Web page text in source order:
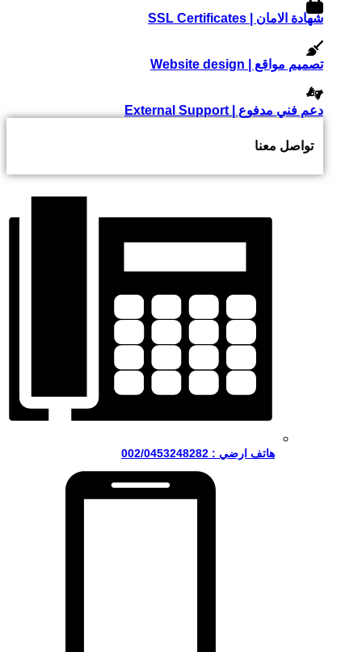
شهادة الامان | SSL Certificates
تصميم مواقع | Website design
دعم فني مدفوع | External Support
تواصل معنا
هاتف ارضي : 002/0453248282